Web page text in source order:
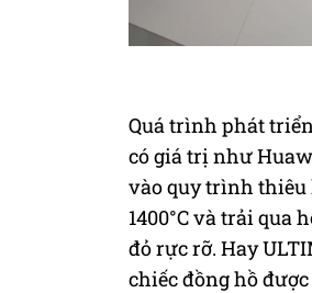
Quá trình phát
có giá trị như
vào quy trình thiêu
1400°C và trải qua
đỏ rực rỡ. Hay
chiếc đồng hồ